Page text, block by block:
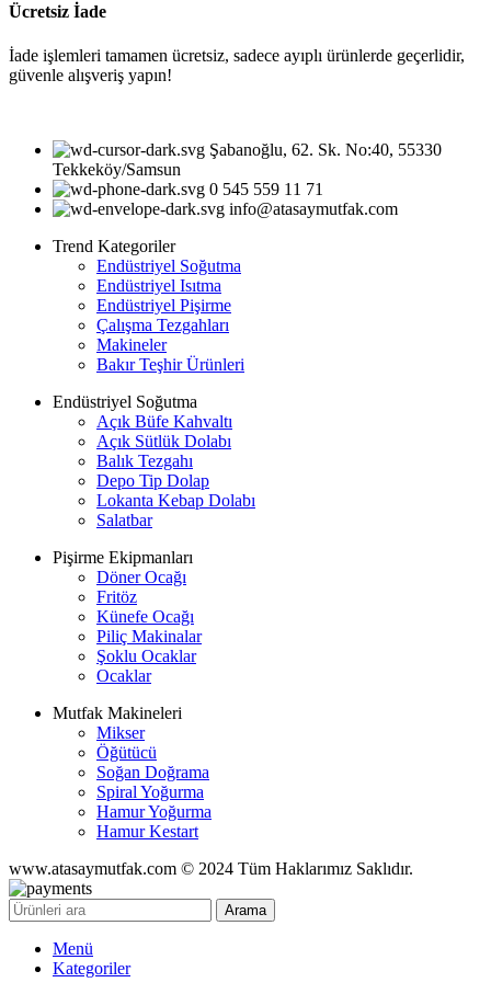
Ücretsiz İade
İade işlemleri tamamen ücretsiz, sadece ayıplı ürünlerde geçerlidir,
güvenle alışveriş yapın!
Şabanoğlu, 62. Sk. No:40, 55330
Tekkeköy/Samsun
0 545 559 11 71
info@atasaymutfak.com
Trend Kategoriler
Endüstriyel Soğutma
Endüstriyel Isıtma
Endüstriyel Pişirme
Çalışma Tezgahları
Makineler
Bakır Teşhir Ürünleri
Endüstriyel Soğutma
Açık Büfe Kahvaltı
Açık Sütlük Dolabı
Balık Tezgahı
Depo Tip Dolap
Lokanta Kebap Dolabı
Salatbar
Pişirme Ekipmanları
Döner Ocağı
Fritöz
Künefe Ocağı
Piliç Makinalar
Şoklu Ocaklar
Ocaklar
Mutfak Makineleri
Mikser
Öğütücü
Soğan Doğrama
Spiral Yoğurma
Hamur Yoğurma
Hamur Kestart
www.atasaymutfak.com © 2024 Tüm Haklarımız Saklıdır.
Arama
Menü
Kategoriler